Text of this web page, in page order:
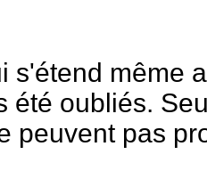
s'étend même
été oubliés.
peuvent pas